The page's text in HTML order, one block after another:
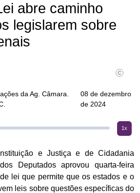
abre caminho
legislarem sobre
da Ag. Câmara.
08 de dezembro
de 2024
1x
e Justiça e de Cidadania
Deputados aprovou quarta-feira
lei que permite que os estados e o
leis sobre questões específicas do